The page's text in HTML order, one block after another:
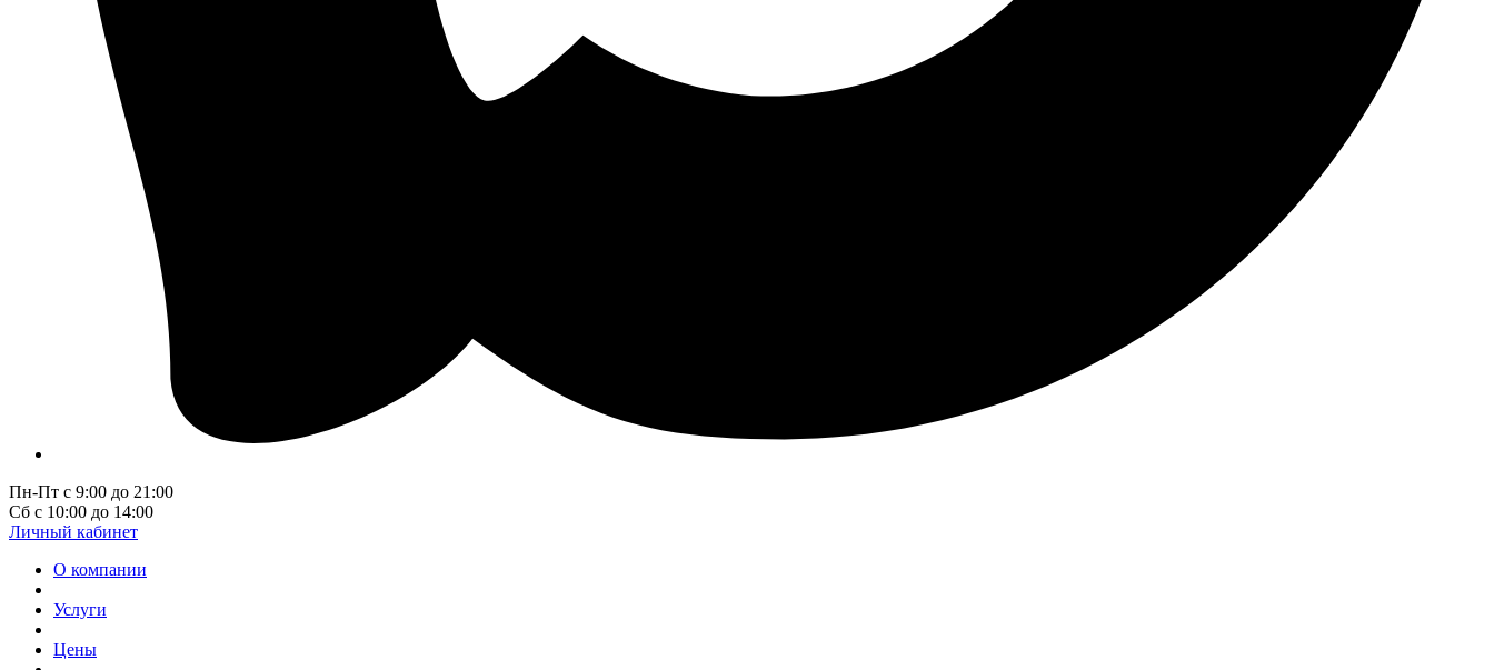
Пн-Пт с 9:00 до 21:00
Сб с 10:00 до 14:00
Личный кабинет
О компании
Услуги
Цены